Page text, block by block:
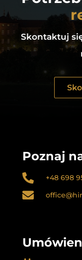
Skontaktuj
Poznaj
 +48 698
